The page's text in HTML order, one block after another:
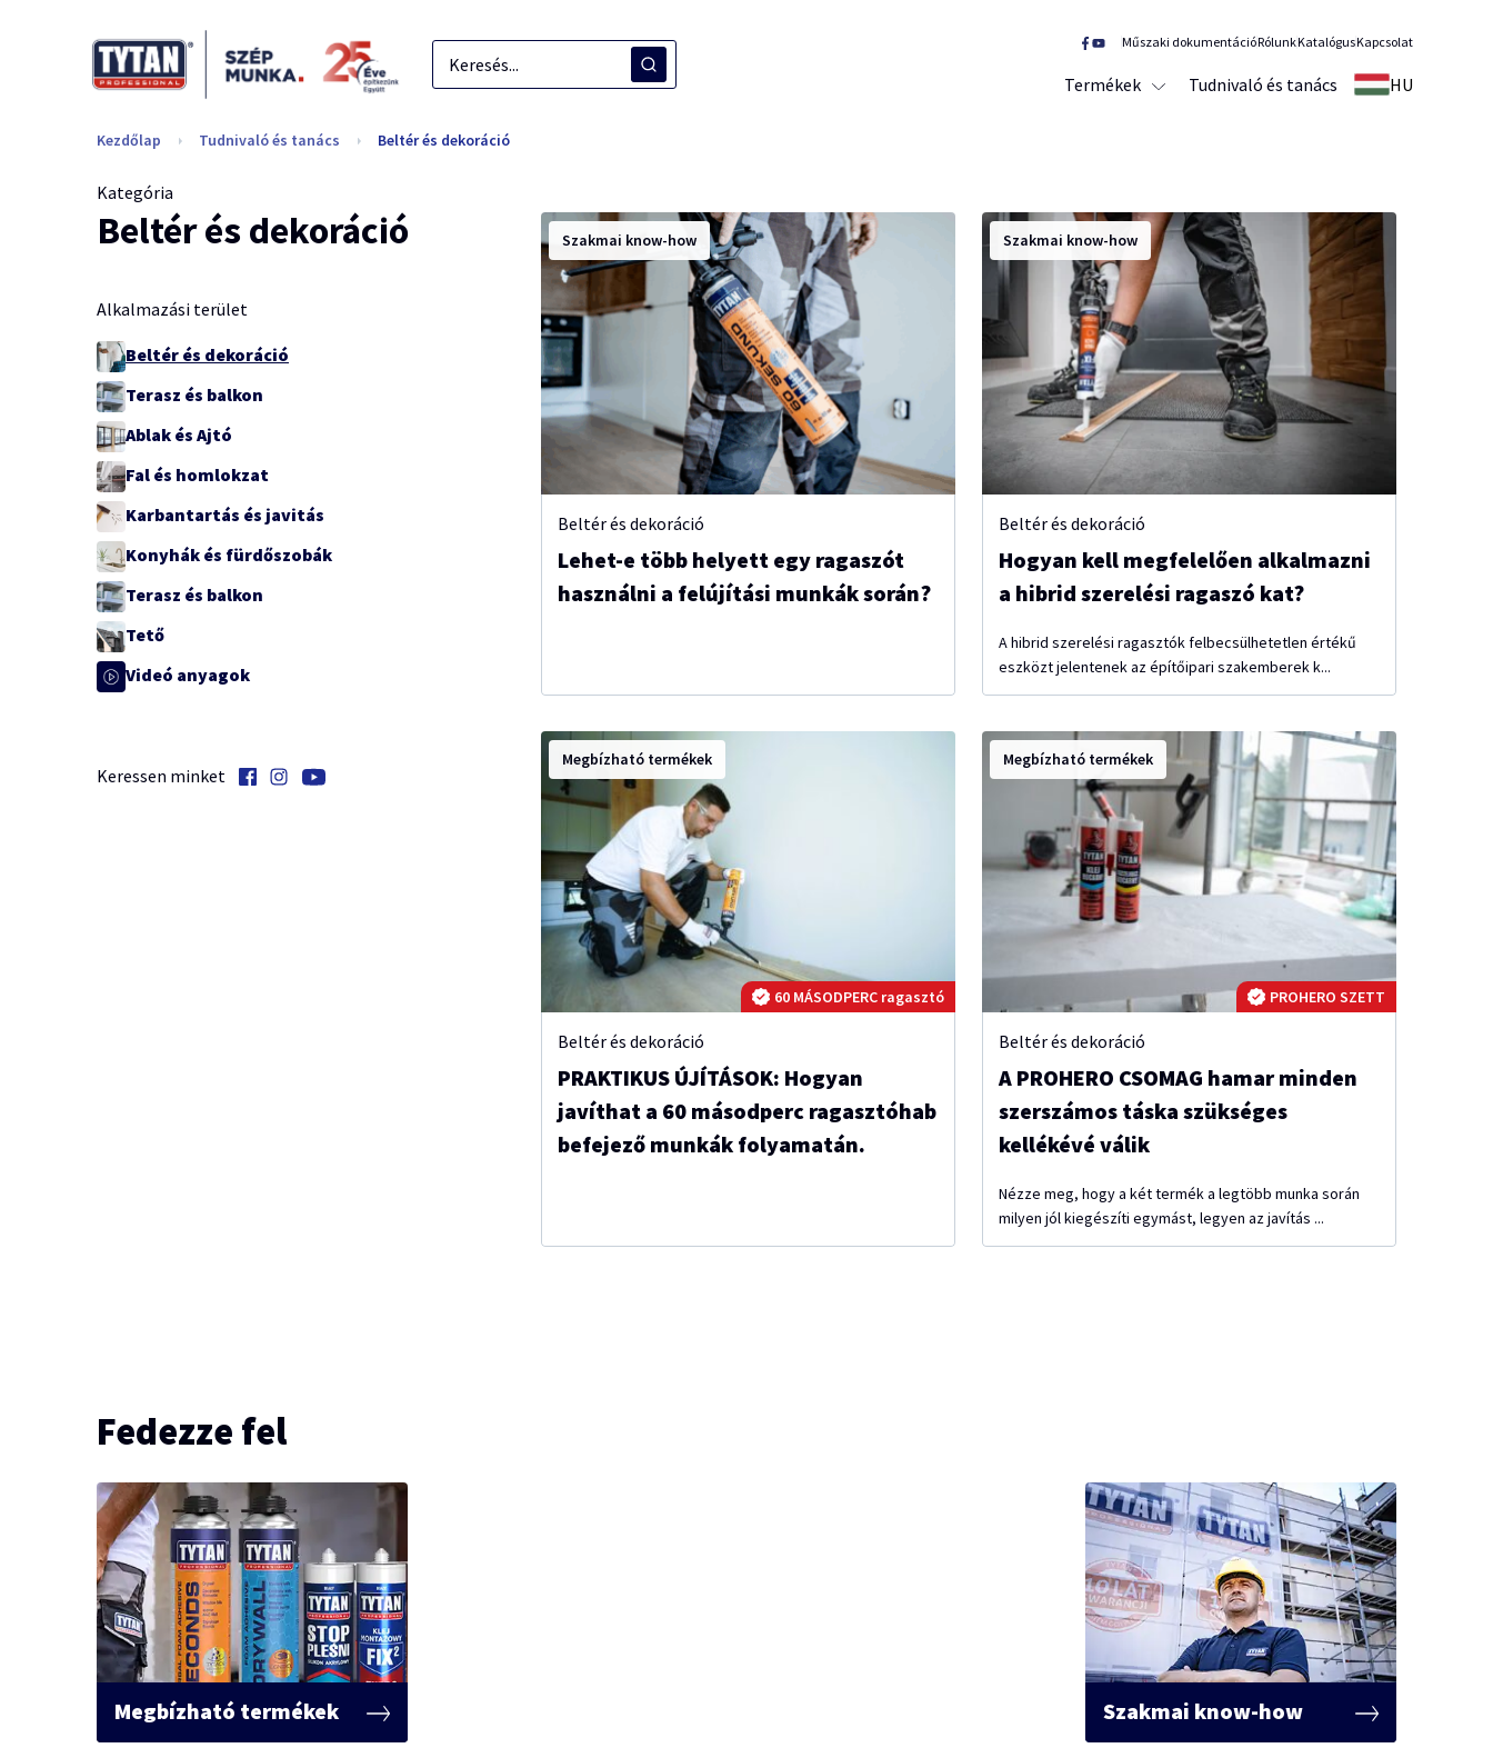
Termékek Tudnivaló és tanács HU
Műszaki dokumentációRólunkKatalógusKapcsolat
Kezdőlap Tudnivaló és tanács Beltér és dekoráció
Kategória
Beltér és dekoráció
Alkalmazási terület
Beltér és dekoráció
Terasz és balkon
Ablak és Ajtó
Fal és homlokzat
Karbantartás és javitás
Konyhák és fürdőszobák
Terasz és balkon
Tető
Videó anyagok
Keressen minket
Szakmai know-how
Beltér és dekoráció
Lehet-e több helyett egy ragaszót
használni a felújítási munkák során?
Szakmai know-how
Beltér és dekoráció
Hogyan kell megfelelően alkalmazni
a hibrid szerelési ragaszó kat?
A hibrid szerelési ragasztók felbecsülhetetlen értékű
eszközt jelentenek az építőipari szakemberek k...
60 MÁSODPERC ragasztó
Megbízható termékek
Beltér és dekoráció
PRAKTIKUS ÚJÍTÁSOK: Hogyan
javíthat a 60 másodperc ragasztóhab
befejező munkák folyamatán.
PROHERO SZETT
Megbízható termékek
Beltér és dekoráció
A PROHERO CSOMAG hamar minden
szerszámos táska szükséges
kellékévé válik
Nézze meg, hogy a két termék a legtöbb munka során
milyen jól kiegészíti egymást, legyen az javítás ...
Fedezze fel
Megbízható termékek Szakmai know-how